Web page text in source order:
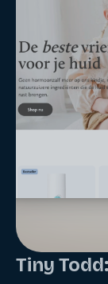
Tiny Todd: